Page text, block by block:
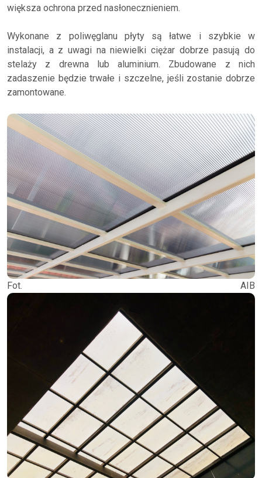
większa ochrona przed nasłonecznieniem.
Wykonane z poliwęglanu płyty są łatwe i szybkie w
instalacji, a z uwagi na niewielki ciężar dobrze pasują do
stelaży z drewna lub aluminium. Zbudowane z nich
zadaszenie będzie trwałe i szczelne, jeśli zostanie dobrze
zamontowane.
Fot. AIB